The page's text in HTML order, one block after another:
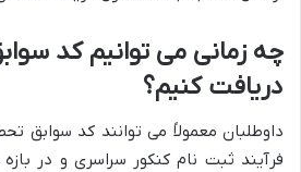
چه زمانی می توانیم کد
دریافت کنیم؟
داوطلبان معمولاً می توانند کد سوابق
فرآیند ثبت نام کنکور سراسری و در